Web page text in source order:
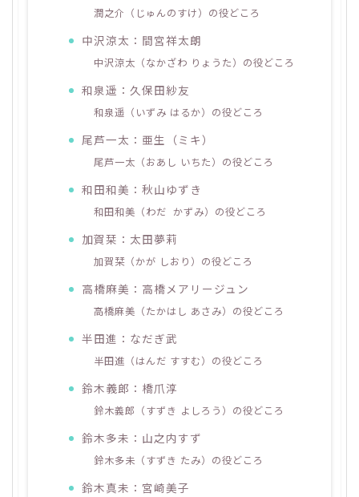
潤之介（じゅんのすけ）の役どころ
中沢涼太：間宮祥太朗
中沢涼太（なかざわ りょうた）の役どころ
和泉遥：久保田紗友
和泉遥（いずみ はるか）の役どころ
尾芦一太：亜生（ミキ）
尾芦一太（おあし いちた）の役どころ
和田和美：秋山ゆずき
和田和美（わだ かずみ）の役どころ
加賀栞：太田夢莉
加賀栞（かが しおり）の役どころ
高橋麻美：高橋メアリージュン
高橋麻美（たかはし あさみ）の役どころ
半田進：なだぎ武
半田進（はんだ すすむ）の役どころ
鈴木義郎：橋爪淳
鈴木義郎（すずき よしろう）の役どころ
鈴木多未：山之内すず
鈴木多未（すずき たみ）の役どころ
鈴木真未：宮崎美子